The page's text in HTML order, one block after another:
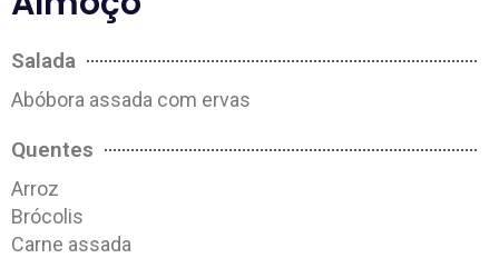
Salada
Abóbora assada com ervas
Quentes
Arroz
Brócolis
Carne assada